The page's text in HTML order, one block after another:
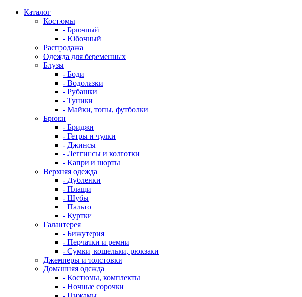
Каталог
Костюмы
- Брючный
- Юбочный
Распродажа
Одежда для беременных
Блузы
- Боди
- Водолазки
- Рубашки
- Туники
- Майки, топы, футболки
Брюки
- Бриджи
- Гетры и чулки
- Джинсы
- Леггинсы и колготки
- Капри и шорты
Верхняя одежда
- Дубленки
- Плащи
- Шубы
- Пальто
- Куртки
Галантерея
- Бижутерия
- Перчатки и ремни
- Сумки, кошельки, рюкзаки
Джемперы и толстовки
Домашняя одежда
- Костюмы, комплекты
- Ночные сорочки
- Пижамы